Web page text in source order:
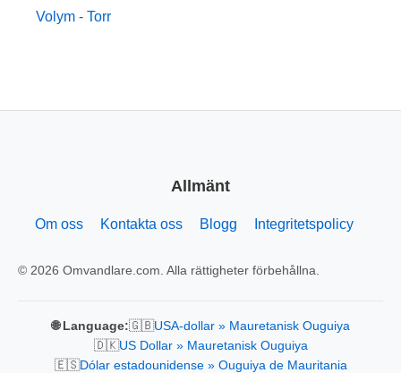
Volym - Torr
Allmänt
Om oss Kontakta oss Blogg Integritetspolicy
© 2026 Omvandlare.com. Alla rättigheter förbehållna.
🌐 Language:🇬🇧USA-dollar » Mauretanisk Ouguiya
🇩🇰US Dollar » Mauretanisk Ouguiya
🇪🇸Dólar estadounidense » Ouguiya de Mauritania